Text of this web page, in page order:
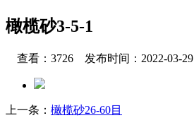
橄榄砂3-5-1
查看：3726 发布时间：2022-03-29
上一条： 橄榄砂26-60目